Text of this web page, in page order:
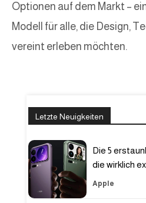
Optionen auf dem Markt –
Modell für alle, die Design,
vereint erleben möchten.
Letzte Neuigkeiten
Die 5
die wirklich
Apple